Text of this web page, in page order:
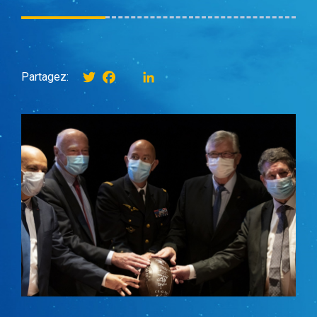
Partagez: TwitterFacebook
instagramLinkedIn